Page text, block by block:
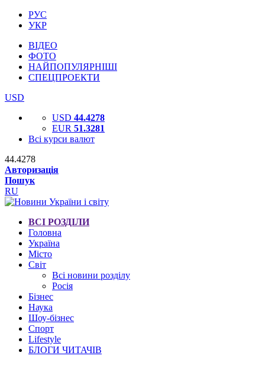
РУС
УКР
ВІДЕО
ФОТО
НАЙПОПУЛЯРНІШІ
СПЕЦПРОЕКТИ
USD
USD 44.4278
EUR 51.3281
Всі курси валют
44.4278
Авторизація
Пошук
RU
ВСІ РОЗДІЛИ
Головна
Україна
Місто
Світ
Всі новини розділу
Росія
Бізнес
Наука
Шоу-бізнес
Спорт
Lifestyle
БЛОГИ ЧИТАЧІВ